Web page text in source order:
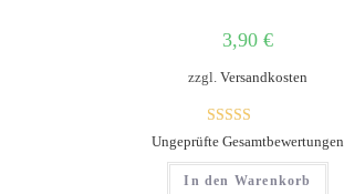
3,90 €
zzgl. Versandkosten
Bewertet mit
5.00von 5
Ungeprüfte Gesamtbewertungen
In den Warenkorb